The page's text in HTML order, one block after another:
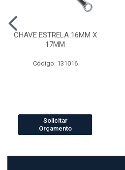
CHAVE ESTRELA 16MM X
17MM
Código: 131016
Solicitar
Orçamento